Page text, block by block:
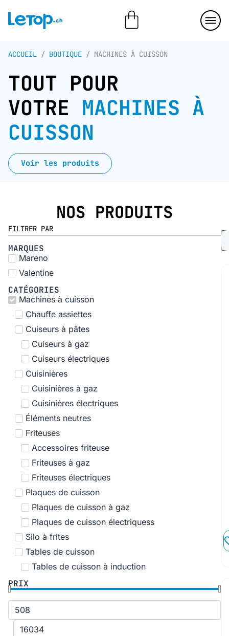
ACCUEIL / BOUTIQUE / MACHINES À CUISSON
TOUT POUR
VOTRE MACHINES À
CUISSON
Voir les produits
NOS PRODUITS
FILTRER PAR
MARQUES
Mareno
Valentine
CATÉGORIES
Machines à cuisson
Chauffe assiettes
Cuiseurs à pâtes
Cuiseurs à gaz
Cuiseurs électriques
Cuisinières
Cuisinières à gaz
Cuisinières électriques
Éléments neutres
Friteuses
Accessoires friteuse
Friteuses à gaz
Friteuses électriques
Plaques de cuisson
Plaques de cuisson à gaz
Plaques de cuisson électriquess
Silo à frites
Tables de cuisson
Tables de cuisson à induction
PRIX